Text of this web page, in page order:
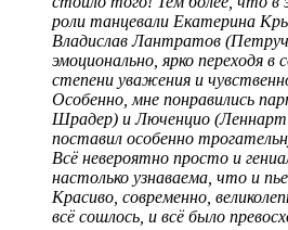
роли танцевали Екатерина
Владислав Лантратов
эмоционально, ярко переходя в
степени уважения и
Особенно, мне понравились
Шрадер) и Люченцио
поставил особенно
Всё невероятно просто и
настолько узнаваема, что и
Красиво, современно,
всё сошлось, и всё было